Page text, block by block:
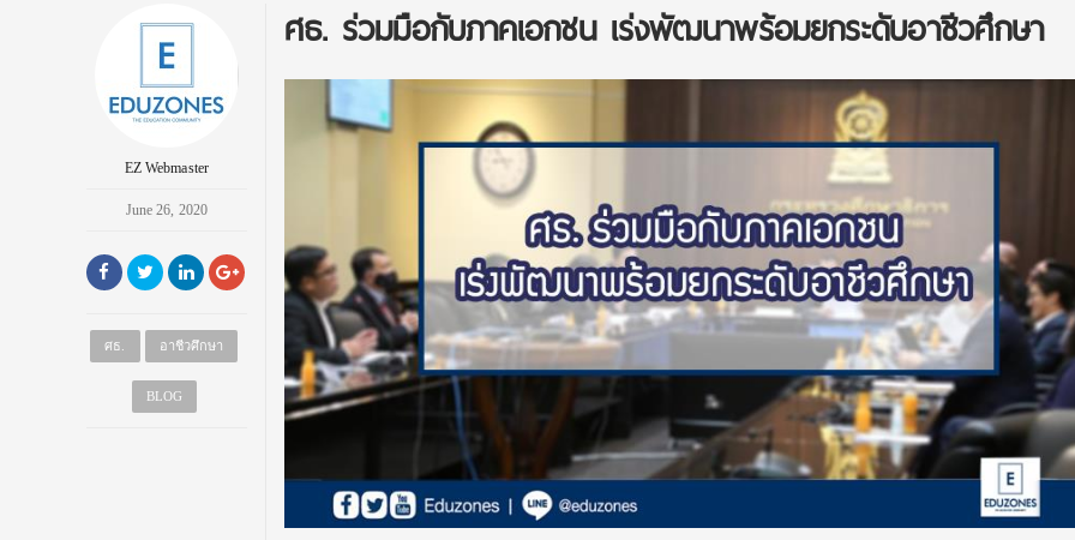
EZ Webmaster
June 26, 2020
ศธ. อาชีวศึกษา
BLOG
ศธ. ร่วมมือกับภาคเอกชน เร่งพัฒนาพร้อมยกระดับอาชีวศึกษา